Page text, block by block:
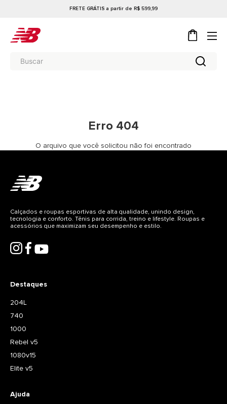
FRETE GRÁTIS a partir de R$ 599,99
Erro 404
O arquivo que você solicitou não foi encontrado
Destaques
204L
740
1000
Rebel v5
1080v15
Elite v5
Ajuda
Calçados e roupas esportivas de alta qualidade, unindo design,
tecnologia e conforto. Tênis para corrida, treino e lifestyle. Roupas e
acessórios que maximizam seu desempenho e estilo.